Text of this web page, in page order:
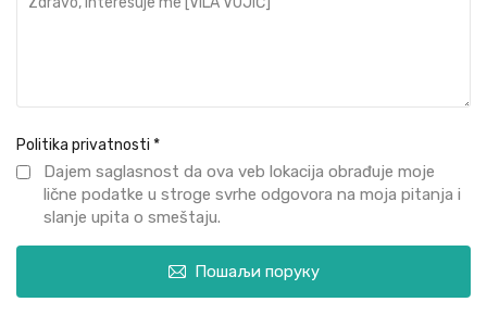
Politika privatnosti *
Dajem saglasnost da ova veb lokacija obrađuje moje
lične podatke u stroge svrhe odgovora na moja pitanja i
slanje upita o smeštaju.
Пошаљи поруку